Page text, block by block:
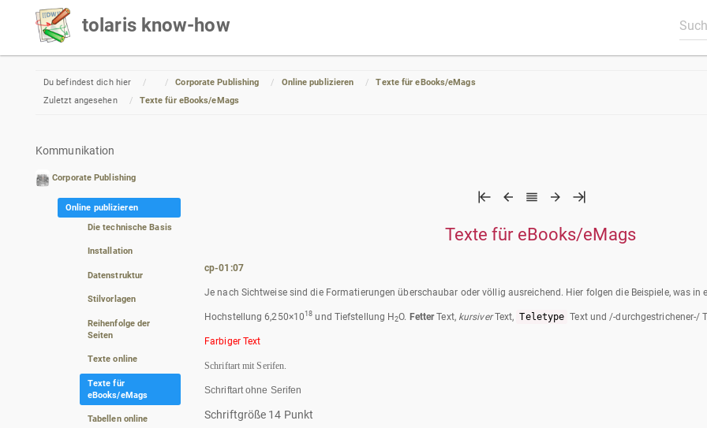
tolaris know-how
Du befindest dich hier HomeCorporate Publishing Online publizieren
Texte für eBooks/eMags
Zuletzt angesehen
Texte für eBooks/eMags
Kommunikation
Corporate Publishing
Online publizieren
Die technische Basis
Installation
Datenstruktur
Stilvorlagen
Reihenfolge der
Seiten
Texte online
Texte für
eBooks/eMags
Tabellen online
Texte für eBooks/eMags
cp-01:07
Je nach Sichtweise sind die Formatierungen überschaubar oder völlig ausreichend. Hier folgen die Beispiele, was in
Hochstellung 6,250×1018 und Tiefstellung H2O. FetterText, kursiverText, Teletype Text und /-durchgestrichener-/
Farbiger Text
Schriftart mit Serifen.
Schriftart ohne Serifen
Schriftgröße 14 Punkt